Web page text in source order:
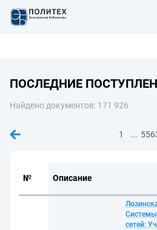
ПОСЛЕДНИЕ
Найдено документов: 171 926
1 ...
№ Описание
Системы
сетей: